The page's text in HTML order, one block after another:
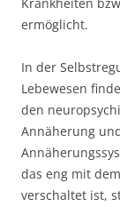
ermöglicht.
In der
Lebewesen
den
Annäherung
das eng mit
verschaltet ist,